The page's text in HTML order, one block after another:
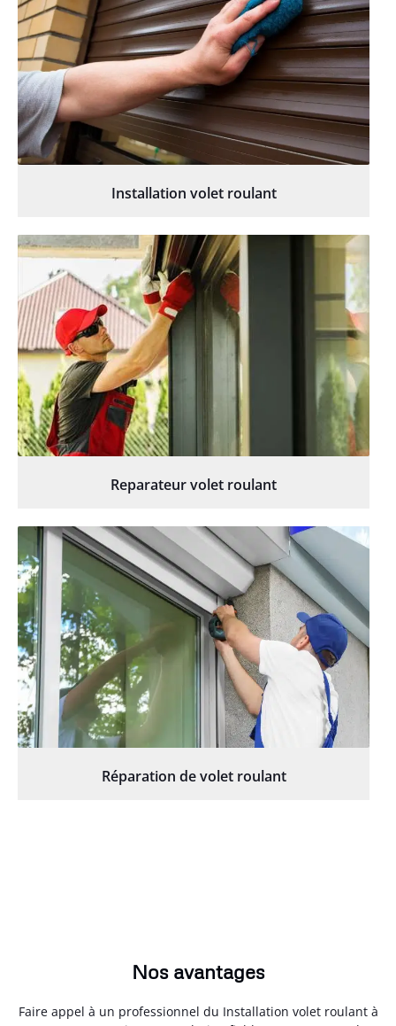
Installation volet roulant
Reparateur volet roulant
Réparation de volet roulant
Nos avantages
Faire appel à un professionnel du Installation volet roulant à